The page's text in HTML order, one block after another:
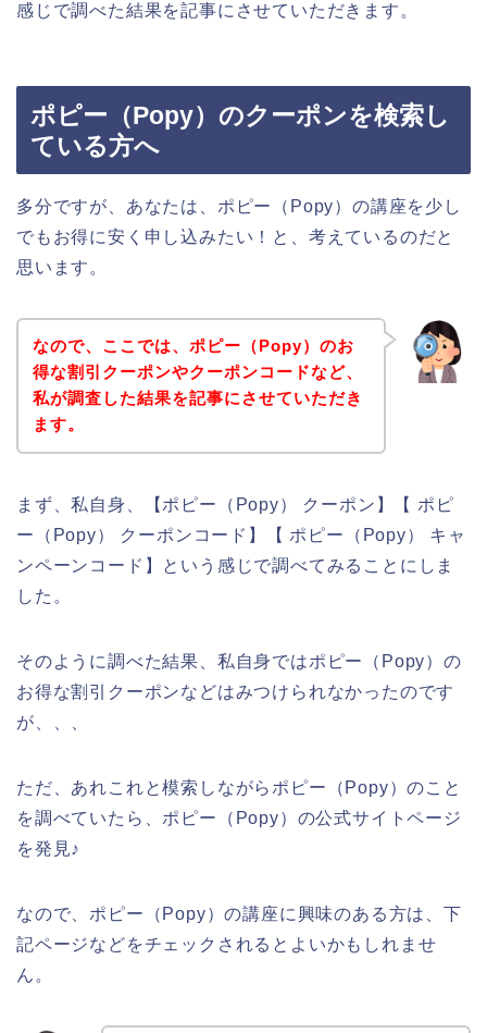
感じで調べた結果を記事にさせていただきます。
ポピー（Popy）のクーポンを検索し
ている方へ
多分ですが、あなたは、ポピー（Popy）の講座を少し
でもお得に安く申し込みたい！と、考えているのだと
思います。
なので、ここでは、ポピー（Popy）のお
得な割引クーポンやクーポンコードなど、
私が調査した結果を記事にさせていただき
ます。
まず、私自身、【ポピー（Popy） クーポン】【 ポピ
ー（Popy） クーポンコード】【 ポピー（Popy） キャ
ンペーンコード】という感じで調べてみることにしま
した。
そのように調べた結果、私自身ではポピー（Popy）の
お得な割引クーポンなどはみつけられなかったのです
が、、、
ただ、あれこれと模索しながらポピー（Popy）のこと
を調べていたら、ポピー（Popy）の公式サイトページ
を発見♪
なので、ポピー（Popy）の講座に興味のある方は、下
記ページなどをチェックされるとよいかもしれませ
ん。